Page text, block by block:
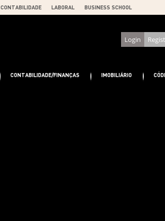
CONTABILIDADE LABORAL BUSINESS SCHOOL
Login
CONTABILIDADE/FINANÇAS IMOBILIÁRIO